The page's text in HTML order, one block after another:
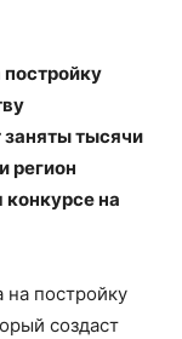
заняты тысячи
регион
на
на постройку
создаст